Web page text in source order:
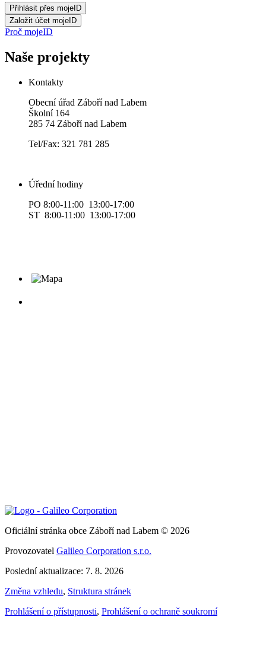
Proč mojeID
Naše projekty
Kontakty
Obecní úřad Záboří nad Labem
Školní 164
285 74 Záboří nad Labem
Tel/Fax: 321 781 285
Úřední hodiny
PO 8:00-11:00 13:00-17:00
ST 8:00-11:00 13:00-17:00
Oficiální stránka obce Záboří nad Labem © 2026
Provozovatel Galileo Corporation s.r.o.
Poslední aktualizace: 7. 8. 2026
Změna vzhledu, Struktura stránek
Prohlášení o přístupnosti, Prohlášení o ochraně soukromí